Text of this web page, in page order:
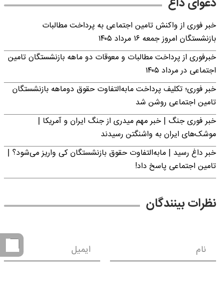
خبر فوری از واکنش تامین اجتماعی به پرداخت مطالبات
بازنشستگان امروز جمعه ۱۶ مرداد ۱۴۰۵
خبرفوری از پرداخت مطالبات و معوقات دو ماهه بازنشستگان تامین
اجتماعی در مرداد ۱۴۰۵
خبر فوری؛ تکلیف پرداخت مابه‌التفاوت حقوق دوماهه بازنشستگان
تامین اجتماعی روشن شد
خبر فوری جنگ | خبر مهم میدری از جنگ ایران و آمریکا |
موشک‌های ایران به واشنگتن رسیدند
خبر داغ رسید | مابه‌التفاوت حقوق بازنشستگان کی واریز می‌شود؟ |
تامین اجتماعی پاسخ داد!
نظرات بینندگان
نام ایمیل